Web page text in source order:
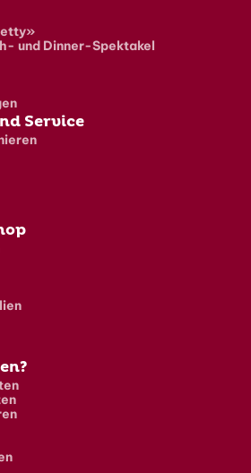
und Dinner-Spektakel
Service